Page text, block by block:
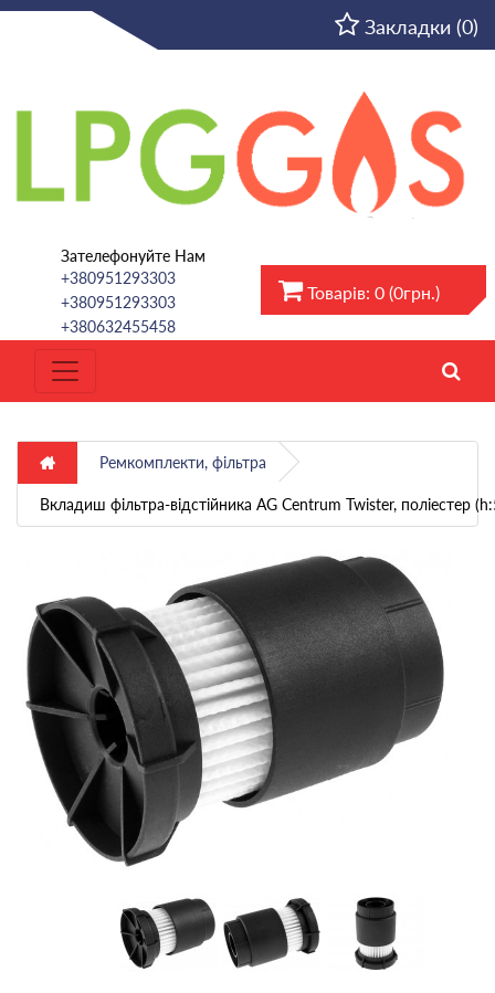
Закладки (0)
Зателефонуйте Нам
+380951293303
+380951293303
+380632455458
Товарів: 0 (0грн.)
Ремкомплекти, фільтра
Вкладиш фільтра-відстійника AG Centrum Twister, поліестер